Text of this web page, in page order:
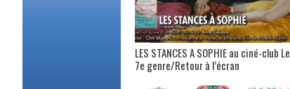
LES STANCES A SOPHIE au ciné-club Le
7e genre/Retour à l’écran